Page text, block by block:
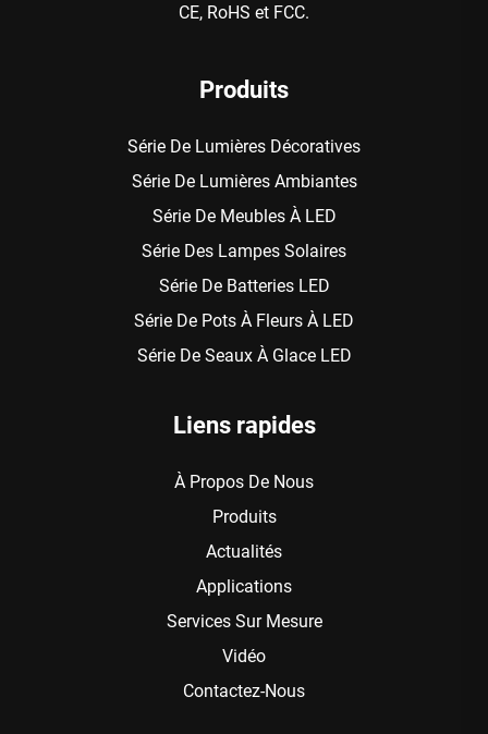
CE, RoHS et FCC.
Produits
Série De Lumières Décoratives
Série De Lumières Ambiantes
Série De Meubles À LED
Série Des Lampes Solaires
Série De Batteries LED
Série De Pots À Fleurs À LED
Série De Seaux À Glace LED
Liens rapides
À Propos De Nous
Produits
Actualités
Applications
Services Sur Mesure
Vidéo
Contactez-Nous